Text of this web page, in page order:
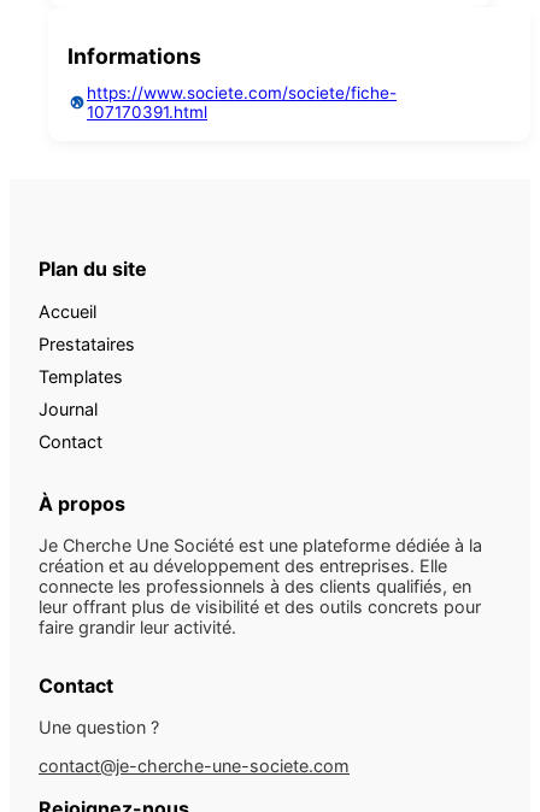
Informations
https://www.societe.com/societe/fiche-
107170391.html
Plan du site
Accueil
Prestataires
Templates
Journal
Contact
À propos
Je Cherche Une Société est une plateforme dédiée à la
création et au développement des entreprises. Elle
connecte les professionnels à des clients qualifiés, en
leur offrant plus de visibilité et des outils concrets pour
faire grandir leur activité.
Contact
Une question ?
contact@je-cherche-une-societe.com